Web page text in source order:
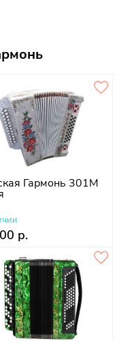
Гармонь 301М
р.